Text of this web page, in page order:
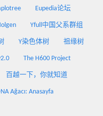
Eupedia论坛
Yfull中国父系群组
Y染色体树 祖缘树
The H600 Project
百越一下，你就知道
Ağacı: Anasayfa